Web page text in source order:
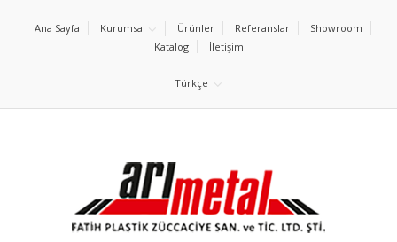
Ana Sayfa Kurumsal Ürünler Referanslar
Showroom
Katalog
İletişim
Türkçe